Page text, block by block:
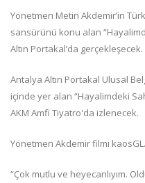
Yönetmen Metin Akdemir’in
sansürünü konu alan
Altın Portakal’da gerçekleşecek.
Antalya Altın Portakal Ulusal
içinde yer alan “Hayalimdeki
AKM Amfi Tiyatro'da izlenecek.
Yönetmen Akdemir filmi
“Çok mutlu ve heyecanlıyım.